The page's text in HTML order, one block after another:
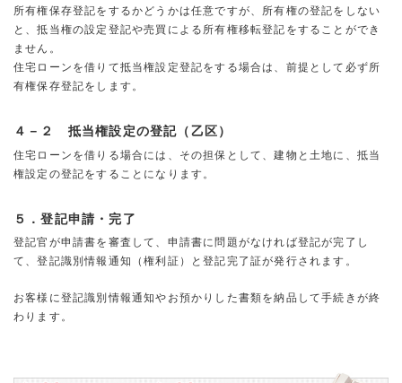
所有権保存登記をするかどうかは任意ですが、所有権の登記をしない
と、抵当権の設定登記や売買による所有権移転登記をすることができ
ません。
住宅ローンを借りて抵当権設定登記をする場合は、前提として必ず所
有権保存登記をします。
４－２ 抵当権設定の登記（乙区）
住宅ローンを借りる場合には、その担保として、建物と土地に、抵当
権設定の登記をすることになります。
５．登記申請・完了
登記官が申請書を審査して、申請書に問題がなければ登記が完了し
て、登記識別情報通知（権利証）と登記完了証が発行されます。
お客様に登記識別情報通知やお預かりした書類を納品して手続きが終
わります。